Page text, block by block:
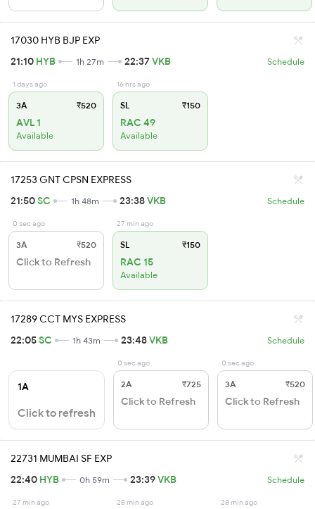
17030 HYB BJP EXP
21:10 HYB 1h 27m 22:37VKB Schedule
1 days ago
3A ₹520
AVL 1
Available
16 hrs ago
SL ₹150
RAC 49
Available
17253 GNT CPSN EXPRESS
21:50SC 1h 48m 23:38VKB Schedule
0 sec ago
3A ₹520
Click to Refresh
27 min ago
SL ₹150
RAC 15
Available
17289 CCT MYS EXPRESS
22:05SC 1h 43m 23:48VKB Schedule
1A
Click to refresh
0 sec ago
2A ₹725
Click to Refresh
0 sec ago
3A ₹520
Click to Refresh
22731 MUMBAI SF EXP
22:40 HYB 0h 59m 23:39VKB Schedule
27 min ago 28 min ago 28 min ago